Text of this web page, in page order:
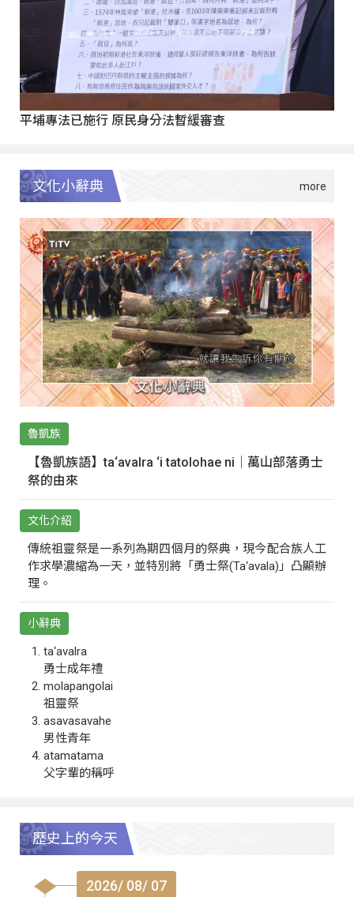
平埔專法已施行 原民身分法暫緩審查
文化小辭典
魯凱族
【魯凱族語】ta‘avalra ‘i tatolohae ni｜萬山部落勇士
祭的由來
文化介紹
傳統祖靈祭是一系列為期四個月的祭典，現今配合族人工
作求學濃縮為一天，並特別將「勇士祭(Ta‘avala)」凸顯辦
理。
小辭典
ta‘avalra
勇士成年禮
molapangolai
祖靈祭
asavasavahe
男性青年
atamatama
父字輩的稱呼
歷史上的今天
2026/ 08/ 07